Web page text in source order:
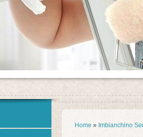
Home » Imbianchino